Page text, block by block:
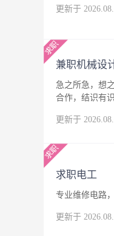
更新于
兼职机械设
急之所急，想
合作，结识有
更新于
求职电工
专业维修电路
更新于